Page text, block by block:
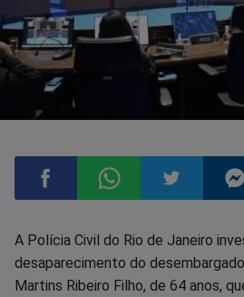
Compartilhar
no
Compartilhar
no
no
A Polícia Civil do Rio de Janeiro
desaparecimento do
Martins Ribeiro Filho, de 64 anos,